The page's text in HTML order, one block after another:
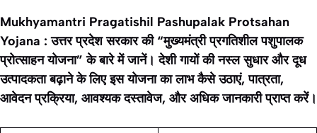
Mukhyamantri Pragatishil Pashupalak Protsahan
Yojana : उत्तर प्रदेश सरकार की “मुख्यमंत्री प्रगतिशील पशुपालक
प्रोत्साहन योजना” के बारे में जानें। देशी गायों की नस्ल सुधार और दूध
उत्पादकता बढ़ाने के लिए इस योजना का लाभ कैसे उठाएं, पात्रता,
आवेदन प्रक्रिया, आवश्यक दस्तावेज, और अधिक जानकारी प्राप्त करें।